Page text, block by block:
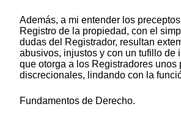
Además, a mi entender los
Registro de la propiedad, con el
dudas del Registrador, resultan
abusivos, injustos y con un tufillo de
que otorga a los Registradores unos
discrecionales, lindando con la
Fundamentos de Derecho.